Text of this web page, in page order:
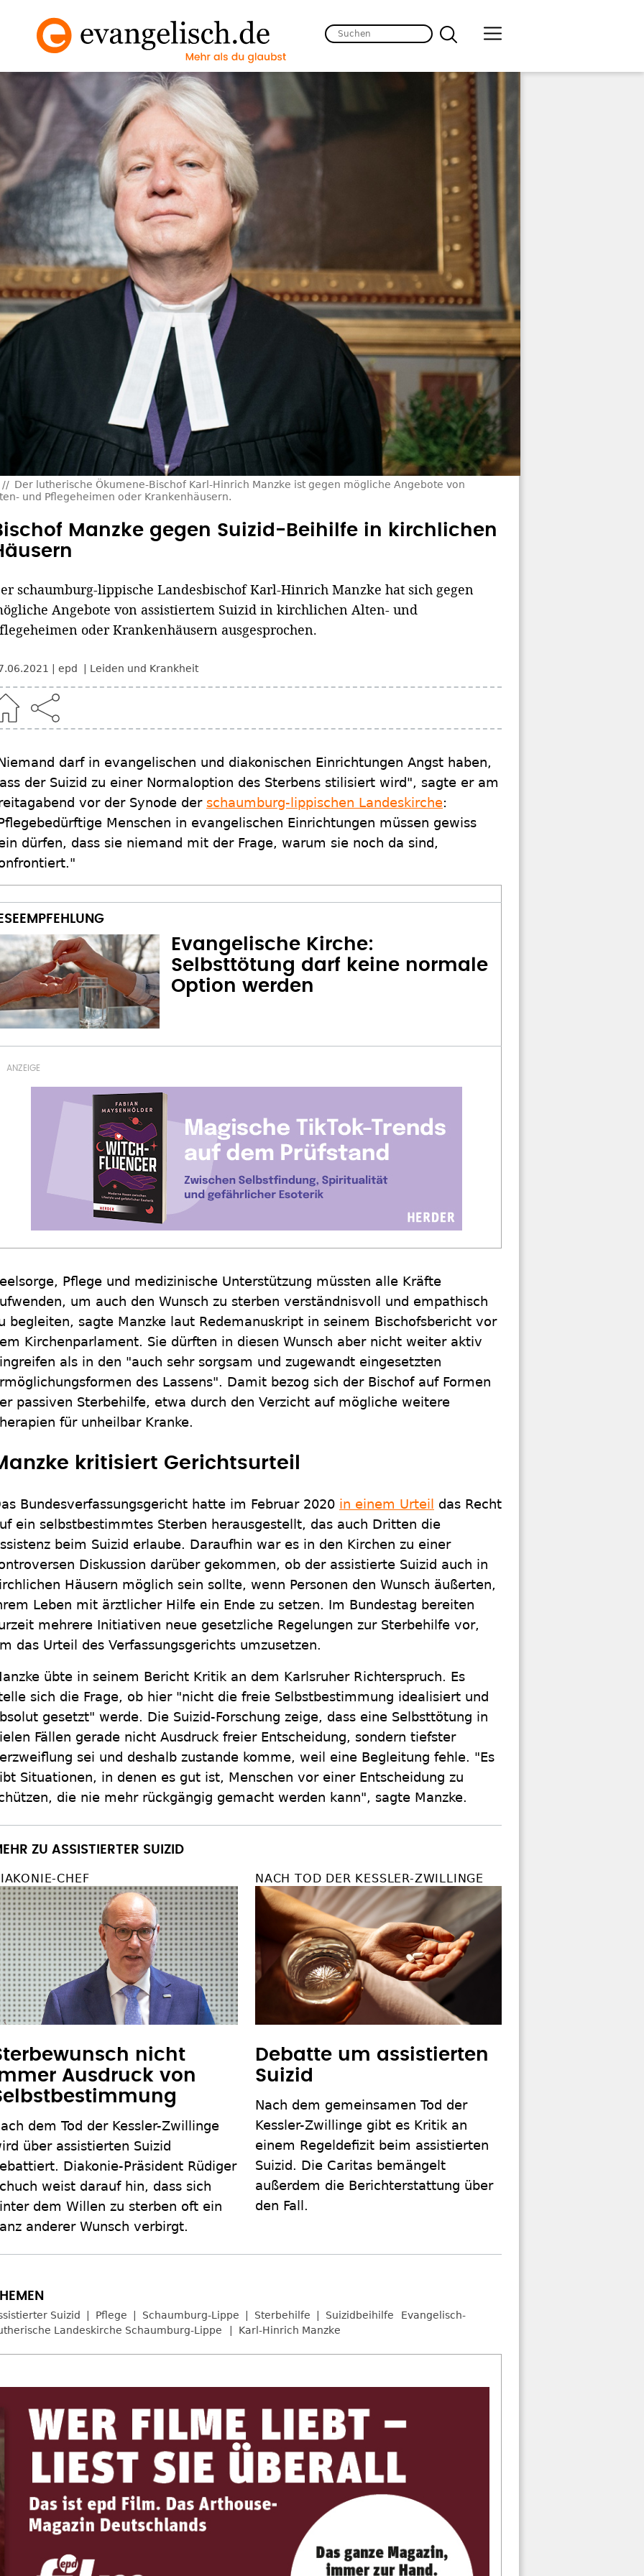
Der lutherische Ökumene-Bischof Karl-Hinrich Manzke ist gegen mögliche Angebote von
und Pflegeheimen oder Krankenhäusern.
Manzke gegen Suizid-Beihilfe in kirchlichen
schaumburg-lippische Landesbischof Karl-Hinrich Manzke hat sich gegen
Angebote von assistiertem Suizid in kirchlichen Alten- und
oder Krankenhäusern ausgesprochen.
epd Leiden und Krankheit
darf in evangelischen und diakonischen Einrichtungen Angst haben,
der Suizid zu einer Normaloption des Sterbens stilisiert wird", sagte er am
vor der Synode der schaumburg-lippischen Landeskirche:
Menschen in evangelischen Einrichtungen müssen gewiss
dürfen, dass sie niemand mit der Frage, warum sie noch da sind,
Evangelische Kirche:
Selbsttötung darf keine normale
Option werden
Pflege und medizinische Unterstützung müssten alle Kräfte
um auch den Wunsch zu sterben verständnisvoll und empathisch
begleiten, sagte Manzke laut Redemanuskript in seinem Bischofsbericht vor
Kirchenparlament. Sie dürften in diesen Wunsch aber nicht weiter aktiv
als in den "auch sehr sorgsam und zugewandt eingesetzten
des Lassens". Damit bezog sich der Bischof auf Formen
passiven Sterbehilfe, etwa durch den Verzicht auf mögliche weitere
für unheilbar Kranke.
kritisiert Gerichtsurteil
Bundesverfassungsgericht hatte im Februar 2020 in einem Urteil
das Recht
ein selbstbestimmtes Sterben herausgestellt, das auch Dritten die
beim Suizid erlaube. Daraufhin war es in den Kirchen zu einer
Diskussion darüber gekommen, ob der assistierte Suizid auch in
Häusern möglich sein sollte, wenn Personen den Wunsch äußerten,
Leben mit ärztlicher Hilfe ein Ende zu setzen. Im Bundestag bereiten
mehrere Initiativen neue gesetzliche Regelungen zur Sterbehilfe vor,
das Urteil des Verfassungsgerichts umzusetzen.
übte in seinem Bericht Kritik an dem Karlsruher Richterspruch. Es
sich die Frage, ob hier "nicht die freie Selbstbestimmung idealisiert und
gesetzt" werde. Die Suizid-Forschung zeige, dass eine Selbsttötung in
Fällen gerade nicht Ausdruck freier Entscheidung, sondern tiefster
sei und deshalb zustande komme, weil eine Begleitung fehle. "Es
Situationen, in denen es gut ist, Menschen vor einer Entscheidung zu
die nie mehr rückgängig gemacht werden kann", sagte Manzke.
ZU ASSISTIERTER SUIZID
CHEF
nicht
Ausdruck von
dem Tod der Kessler-Zwillinge
über assistierten Suizid
Diakonie-Präsident Rüdiger
weist darauf hin, dass sich
dem Willen zu sterben oft ein
anderer Wunsch verbirgt.
NACH TOD DER KESSLER-ZWILLINGE
Debatte um assistierten
Suizid
Nach dem gemeinsamen Tod der
Kessler-Zwillinge gibt es Kritik an
einem Regeldefizit beim assistierten
Suizid. Die Caritas bemängelt
außerdem die Berichterstattung über
den Fall.
Suizid Pflege Schaumburg-Lippe Sterbehilfe Suizidbeihilfe
Evangelisch-
Landeskirche Schaumburg-Lippe
Karl-Hinrich Manzke